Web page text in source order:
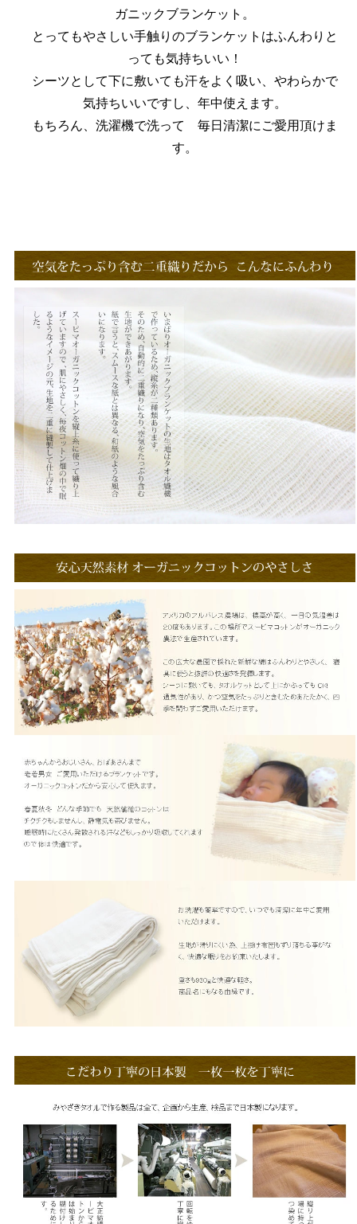
ガニックブランケット。
とってもやさしい手触りのブランケットはふんわりと
っても気持ちいい！
シーツとして下に敷いても汗をよく吸い、やわらかで
気持ちいいですし、年中使えます。
もちろん、洗濯機で洗って 毎日清潔にご愛用頂けま
す。